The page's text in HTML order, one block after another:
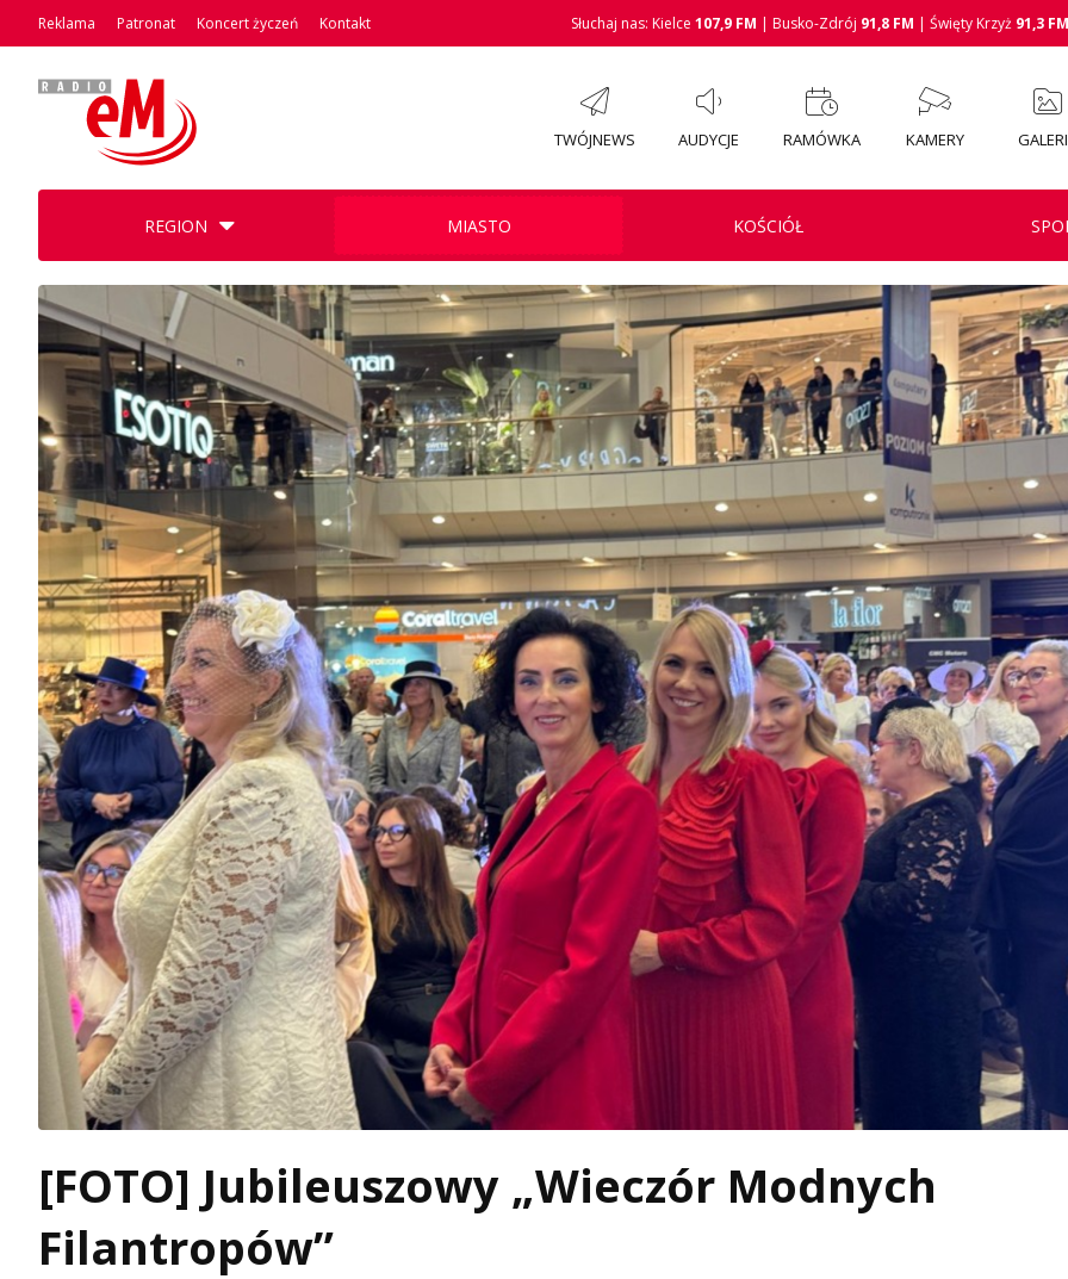
Reklama Patronat Koncert życzeń Kontakt Słuchaj nas: Kielce 107,9 FM | Busko-Zdrój 91,8 FM | Święty Krzyż 91,3 FM
TWÓJNEWS AUDYCJE RAMÓWKA KAMERY
REGION MIASTO KOŚCIÓŁ
[FOTO] Jubileuszowy „Wieczór Modnych
Filantropów”